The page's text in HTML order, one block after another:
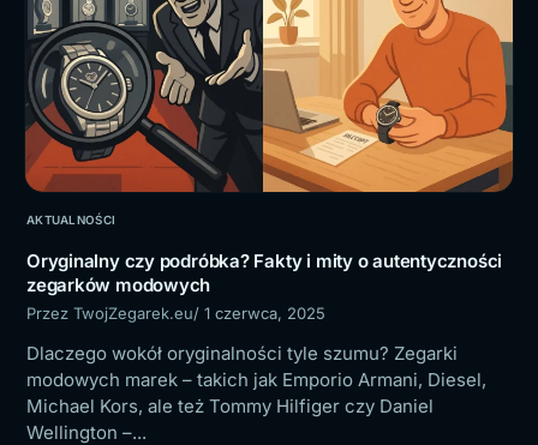
AKTUALNOŚCI
Oryginalny czy podróbka? Fakty i mity o autentyczności
zegarków modowych
Przez TwojZegarek.eu/ 1 czerwca, 2025
Dlaczego wokół oryginalności tyle szumu? Zegarki
modowych marek – takich jak Emporio Armani, Diesel,
Michael Kors, ale też Tommy Hilfiger czy Daniel
Wellington –...